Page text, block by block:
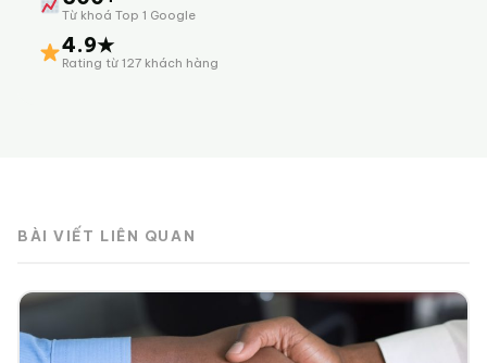
Từ khoá Top 1 Google
4.9★
Rating từ 127 khách hàng
BÀI VIẾT LIÊN QUAN